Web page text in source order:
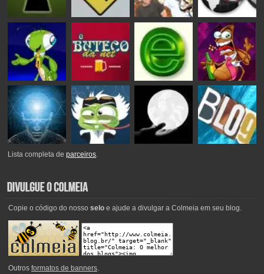
Lista completa deparceiros.
Copie o código do nosso seloe ajude a divulgar a Colmeia em seu blog.
Outros formatos de banners.